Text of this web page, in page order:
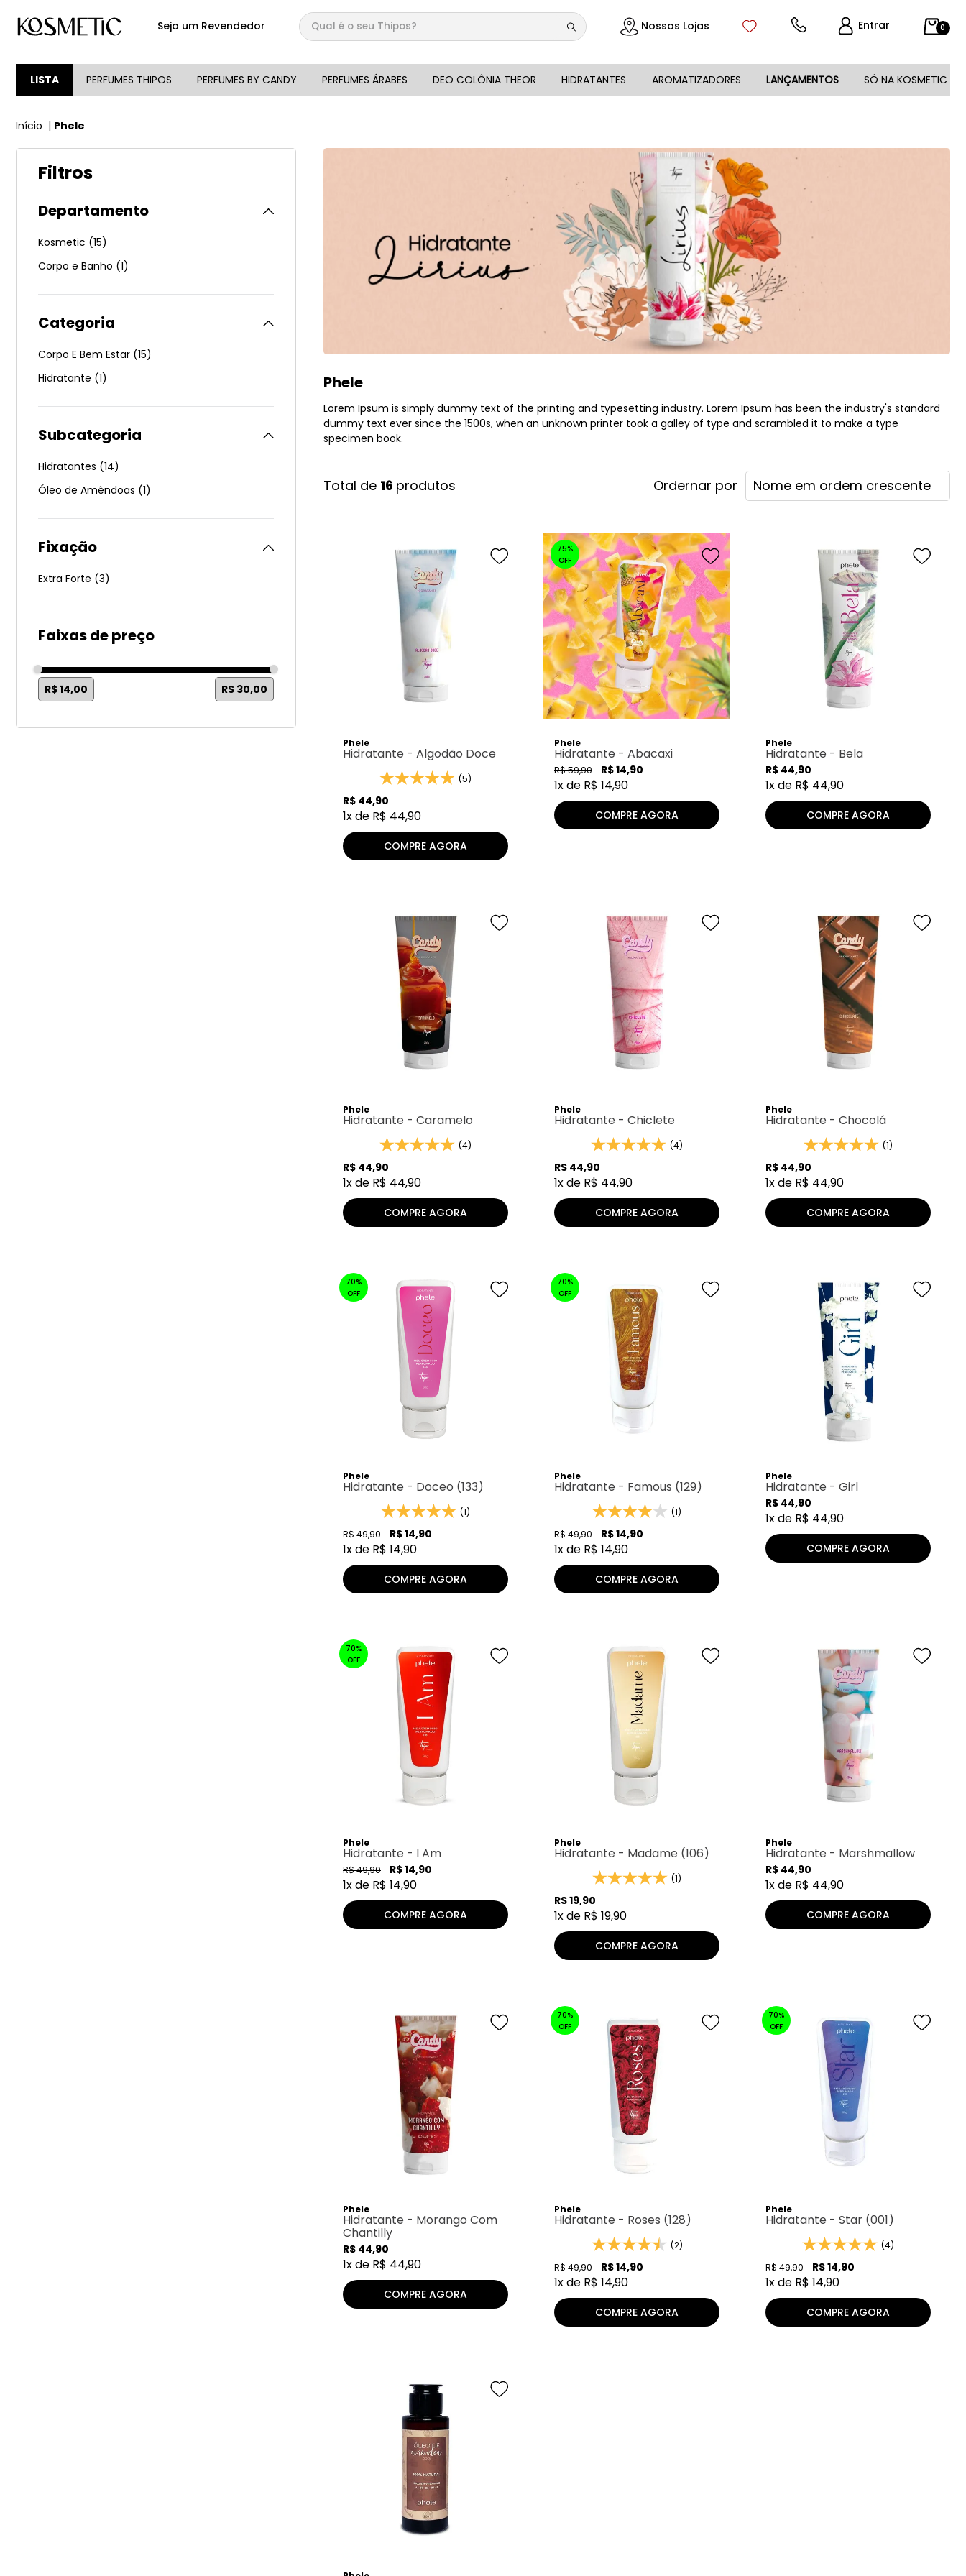
Seja um Revendedor
Qual é o seu Thipos?
Nossas Lojas Entrar 0
LISTA PERFUMES THIPOS PERFUMES BY CANDY PERFUMES ÁRABES DEO COLÔNIA THEOR HIDRATANTES AROMATIZADORES LANÇAMENTOS SÓ NA KOSMETIC
Phele
Filtros
Departamento
Kosmetic (15)
Corpo e Banho (1)
Categoria
Corpo E Bem Estar (15)
Hidratante (1)
Subcategoria
Hidratantes (14)
Óleo de Amêndoas (1)
Fixação
Extra Forte (3)
Faixas de preço
R$ 14,00 R$ 30,00
Phele
Lorem Ipsum is simply dummy text of the printing and typesetting industry. Lorem Ipsum has been the industry's standard
dummy text ever since the 1500s, when an unknown printer took a galley of type and scrambled it to make a type
specimen book.
16 produtos Nome em ordem crescente
Phele
Hidratante - Algodão Doce
(5)
R$ 44,90
1x de R$ 44,90
COMPRE AGORA
75%
OFF
Phele
Hidratante - Abacaxi
R$59,90 R$14,90
1x de R$ 14,90
COMPRE AGORA
Phele
Hidratante - Bela
R$ 44,90
1x de R$ 44,90
COMPRE AGORA
Phele
Hidratante - Caramelo
(4)
R$ 44,90
1x de R$ 44,90
COMPRE AGORA
Phele
Hidratante - Chiclete
(4)
R$ 44,90
1x de R$ 44,90
COMPRE AGORA
Phele
Hidratante - Chocolá
(1)
R$ 44,90
1x de R$ 44,90
COMPRE AGORA
70%
OFF
Phele
Hidratante - Doceo (133)
(1)
R$49,90 R$14,90
1x de R$ 14,90
COMPRE AGORA
70%
OFF
Phele
Hidratante - Famous (129)
(1)
R$49,90 R$14,90
1x de R$ 14,90
COMPRE AGORA
Phele
Hidratante - Girl
R$ 44,90
1x de R$ 44,90
COMPRE AGORA
70%
OFF
Phele
Hidratante - I Am
R$49,90 R$14,90
1x de R$ 14,90
COMPRE AGORA
Phele
Hidratante - Madame (106)
(1)
R$19,90
1x de R$ 19,90
COMPRE AGORA
Phele
Hidratante - Marshmallow
R$ 44,90
1x de R$ 44,90
COMPRE AGORA
Phele
Hidratante - Morango Com
Chantilly
R$ 44,90
1x de R$ 44,90
COMPRE AGORA
70%
OFF
Phele
Hidratante - Roses (128)
(2)
R$49,90 R$14,90
1x de R$ 14,90
COMPRE AGORA
70%
OFF
Phele
Hidratante - Star (001)
(4)
R$49,90 R$14,90
1x de R$ 14,90
COMPRE AGORA
1 º
144
4º
box